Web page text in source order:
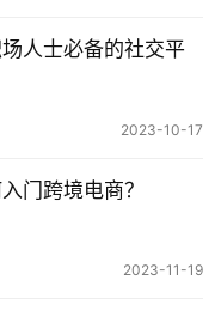
成的，两者之间存
了，可以为发布后
排名和转化率。而
结果进行优化，以
人士必备的社交平
2023-10-17
门跨境电商？
2023-11-19